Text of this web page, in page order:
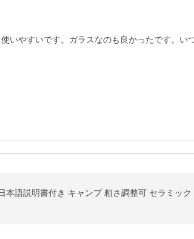
いやすいです。ガラスなのも良かったです。い
本語説明書付き キャンプ 粗さ調整可 セラミック